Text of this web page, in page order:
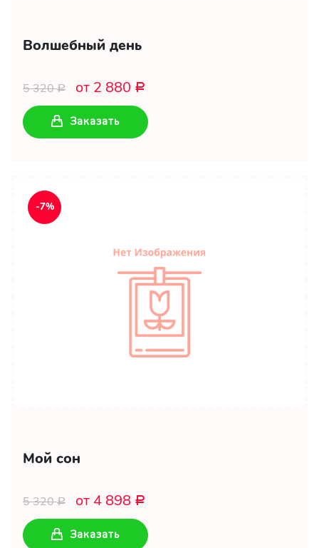
Волшебный день
5 320Р от 2 880 Р
Заказать
-7%
Мой сон
5 320Р от 4 898 Р
Заказать